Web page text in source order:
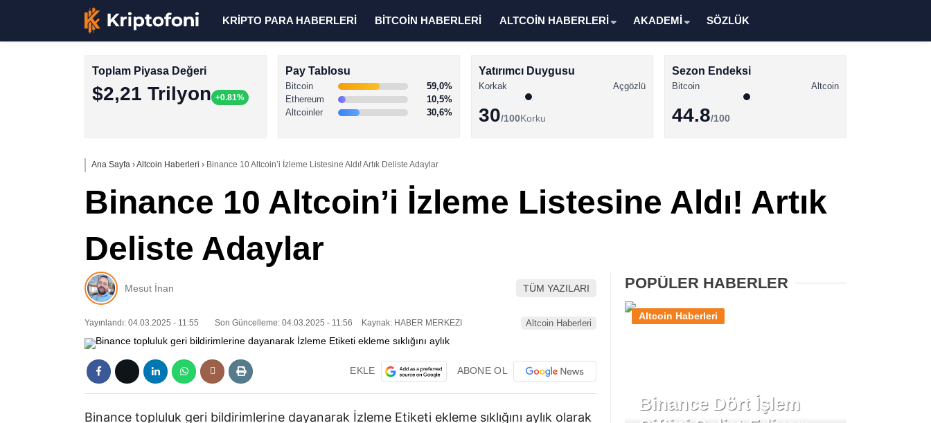
Altcoin Haberleri
XRP Haberleri
KRİPTO PARA HABERLERİ BİTCOİN HABERLERİ ALTCOİN HABERLERİ AKADEMİ SÖZLÜK
Toplam Piyasa Değeri
$2,21 Trilyon +0.81%
Pay Tablosu
Bitcoin
59,0%
Ethereum
10,5%
Altcoinler
30,6%
Yatırımcı Duygusu
Korkak Açgözlü
30/100Korku
Sezon Endeksi
Bitcoin Altcoin
44.8/100
Ana Sayfa ›Altcoin Haberleri › Binance 10 Altcoin’i İzleme Listesine Aldı! Artık Deliste Adaylar
Binance 10 Altcoin’i İzleme Listesine Aldı! Artık
Deliste Adaylar
Mesut İnan TÜM YAZILARI
Yayınlandı: 04.03.2025 - 11:55 Son Güncelleme: 04.03.2025 - 11:56 Kaynak: HABER MERKEZI Altcoin Haberleri
EKLE ABONE OL
Binance topluluk geri bildirimlerine dayanarak İzleme Etiketi ekleme sıklığını aylık olarak
POPÜLER HABERLER
Binance Dört İşlem
Altcoin Haberleri